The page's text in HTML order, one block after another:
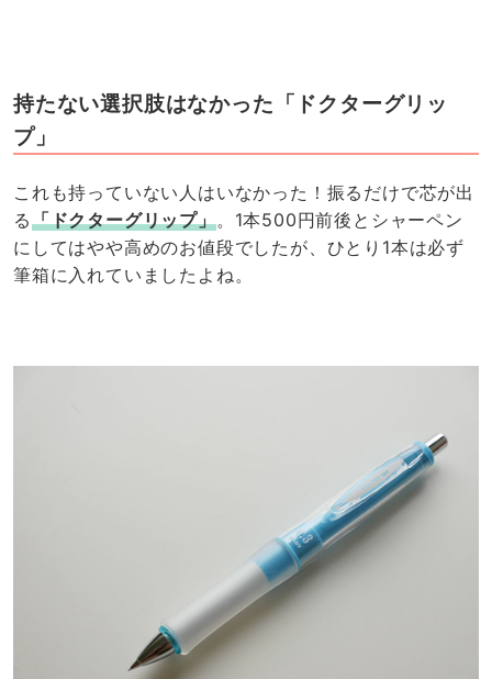
持たない選択肢はなかった「ドクターグリッ
プ」
これも持っていない人はいなかった！振るだけで芯が出
る「ドクターグリップ」。1本500円前後とシャーペン
にしてはやや高めのお値段でしたが、ひとり1本は必ず
筆箱に入れていましたよね。